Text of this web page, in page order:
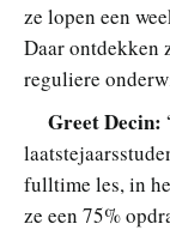
ze lopen een
Daar ontdekken
reguliere
Greet Decin:
fulltime les, in
ze een 75%